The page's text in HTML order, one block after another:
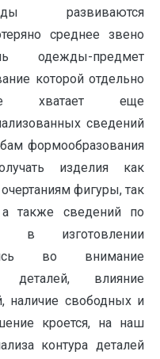
развиваются
среднее звено
одежды-предмет
которой отдельно
хватает еще
сведений
формообразования
изделия как
фигуры, так
также сведений по
в изготовлении
во внимание
деталей, влияние
наличие свободных и
кроется, на наш
контура деталей